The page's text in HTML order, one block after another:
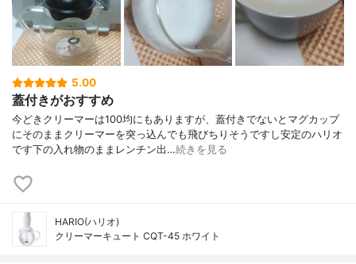
5.00
蓋付きがおすすめ
今どきクリーマーは100均にもありますが、蓋付きでないとマグカップ
にそのままクリーマーを突っ込んでも飛びちりそうですし安定のハリオ
です下の入れ物のままレンチン出…続きを見る
HARIO(ハリオ)
クリーマーキュート CQT-45 ホワイト